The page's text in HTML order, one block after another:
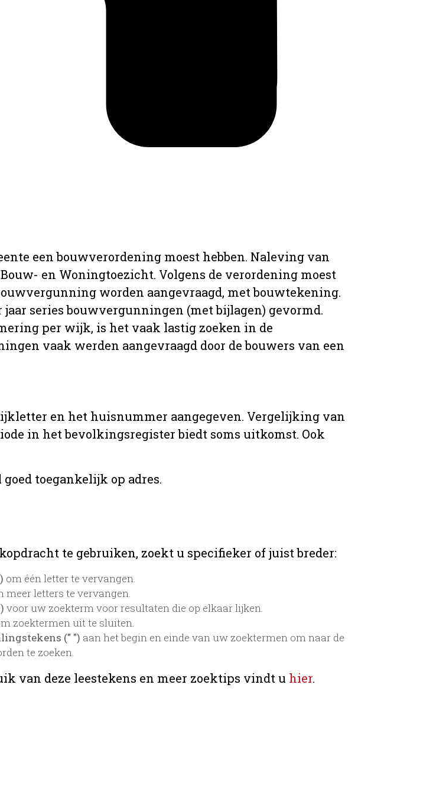
een bouwverordening moest hebben. Naleving van
en Woningtoezicht. Volgens de verordening moest
worden aangevraagd, met bouwtekening.
jaar series bouwvergunningen (met bijlagen) gevormd.
per wijk, is het vaak lastig zoeken in de
vaak werden aangevraagd door de bouwers van een
en het huisnummer aangegeven. Vergelijking van
in het bevolkingsregister biedt soms uitkomst. Ook
toegankelijk op adres.
te gebruiken, zoekt u specifieker of juist breder:
om één letter te vervangen.
meer letters te vervangen.
voor uw zoekterm voor resultaten die op elkaar lijken.
zoektermen uit te sluiten.
(" ") aan het begin en einde van uw zoektermen om naar de
te zoeken.
van deze leestekens en meer zoektips vindt u hier.